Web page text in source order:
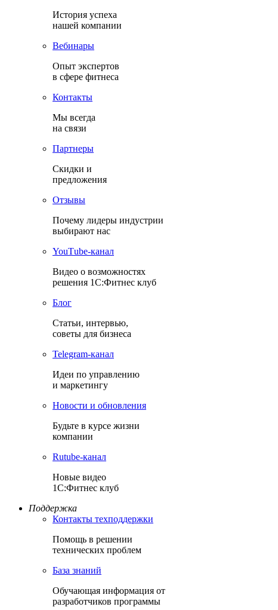
История успеха
нашей компании
Вебинары
Опыт экспертов
в сфере фитнеса
Контакты
Мы всегда
на связи
Партнеры
Скидки и
предложения
Отзывы
Почему лидеры индустрии
выбирают нас
YouТube-канал
Видео о возможностях
решения 1С:Фитнес клуб
Блог
Статьи, интервью,
советы для бизнеса
Теlegram-канал
Идеи по управлению
и маркетингу
Новости и обновления
Будьте в курсе жизни
компании
Rutube-канал
Новые видео
1С:Фитнес клуб
Поддержка
Контакты техподдержки
Помощь в решении
технических проблем
База знаний
Обучающая информация от
разработчиков программы